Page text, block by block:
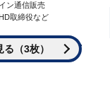
ン通信販売
取締役など
（3枚）